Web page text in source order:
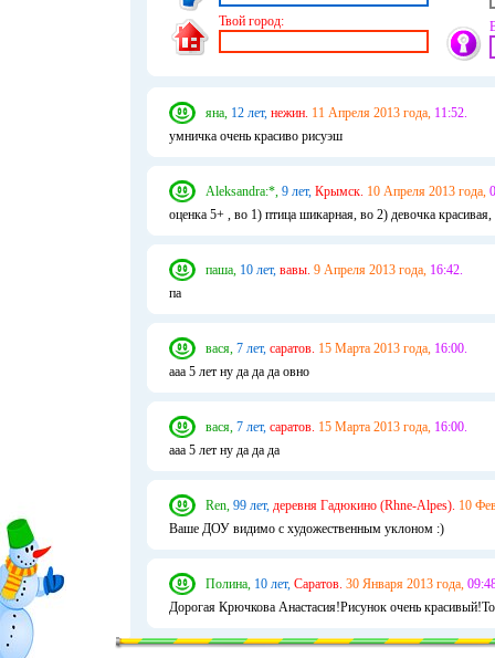
Твой город:
яна, 12 лет, нежин. 11 Апреля 2013 года, 11:52.
умничка очень красиво рисуэш
Aleksandra:*, 9 лет, Крымск. 10 Апреля 2013 года,
оценка 5+ , во 1) птица шикарная, во 2) девочка
паша, 10 лет, вавы. 9 Апреля 2013 года, 16:42.
па
вася, 7 лет, саратов. 15 Марта 2013 года, 16:00.
ааа 5 лет ну да да да овно
вася, 7 лет, саратов. 15 Марта 2013 года, 16:00.
ааа 5 лет ну да да да
Ren, 99 лет, деревня Гадюкино (Rhne-Alpes). 10
Ваше ДОУ видимо с художественным уклоном :)
Полина, 10 лет, Саратов. 30 Января 2013 года,
Дорогая Крючкова Анастасия!Рисунок очень